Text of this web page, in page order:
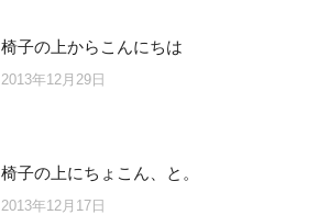
椅子の上からこんにちは
2013年12月29日
椅子の上にちょこん、と。
2013年12月17日